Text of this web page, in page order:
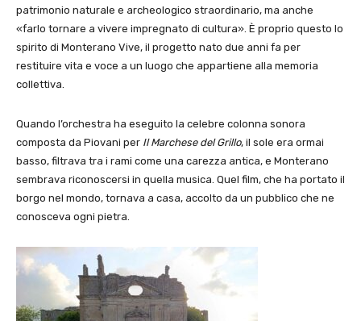
patrimonio naturale e archeologico straordinario, ma anche
«farlo tornare a vivere impregnato di cultura». È proprio questo lo
spirito di Monterano Vive, il progetto nato due anni fa per
restituire vita e voce a un luogo che appartiene alla memoria
collettiva.
Quando l’orchestra ha eseguito la celebre colonna sonora
composta da Piovani per Il Marchese del Grillo, il sole era ormai
basso, filtrava tra i rami come una carezza antica, e Monterano
sembrava riconoscersi in quella musica. Quel film, che ha portato il
borgo nel mondo, tornava a casa, accolto da un pubblico che ne
conosceva ogni pietra.